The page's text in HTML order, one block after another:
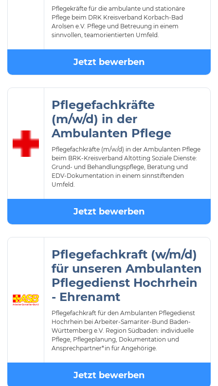
Pflegekräfte für die ambulante und stationäre
Pflege beim DRK Kreisverband Korbach-Bad
Arolsen e.V. Pflege und Betreuung in einem
sinnvollen, teamorientierten Umfeld.
Jetzt bewerben
Pflegefachkräfte
(m/w/d) in der
Ambulanten Pflege
Pflegefachkräfte (m/w/d) in der Ambulanten Pflege
beim BRK-Kreisverband Altötting Soziale Dienste:
Grund- und Behandlungspflege, Beratung und
EDV-Dokumentation in einem sinnstiftenden
Umfeld.
Jetzt bewerben
Pflegefachkraft (w/m/d)
für unseren Ambulanten
Pflegedienst Hochrhein
- Ehrenamt
Pflegefachkraft für den Ambulanten Pflegedienst
Hochrhein bei Arbeiter-Samariter-Bund Baden-
Württemberg e.V. Region Südbaden: individuelle
Pflege, Pflegeplanung, Dokumentation und
Ansprechpartner*in für Angehörige.
Jetzt bewerben